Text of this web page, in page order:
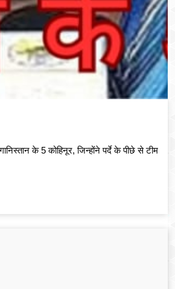
के 5 कोहिनूर, जिन्होंने पर्दे के पीछे से टीम